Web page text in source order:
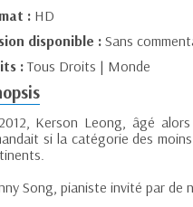
: HD
disponible : Sans
:Tous Droits | Monde
Kerson Leong, âgé
si la catégorie des
Song, pianiste invité par de